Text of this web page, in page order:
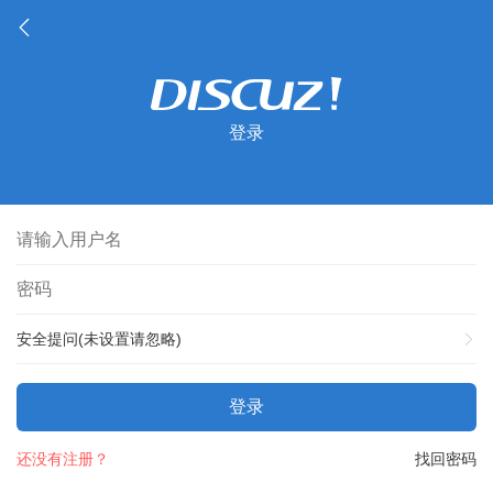
登录
安全提问(未设置请忽略)
登录
找回密码
还没有注册？